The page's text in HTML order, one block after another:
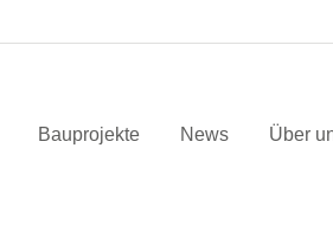
Bauprojekte News Über